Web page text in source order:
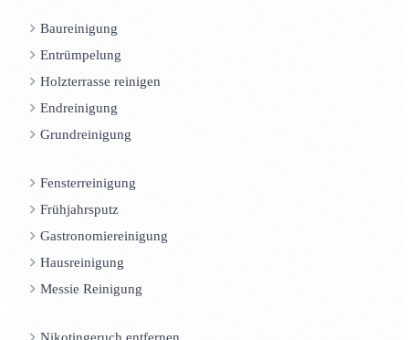
Baureinigung
Entrümpelung
Holzterrasse reinigen
Endreinigung
Grundreinigung
Fensterreinigung
Frühjahrsputz
Gastronomiereinigung
Hausreinigung
Messie Reinigung